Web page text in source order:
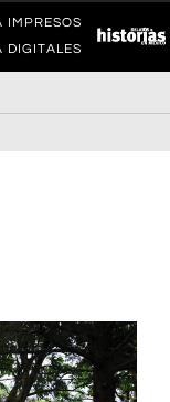
IMPRESOS
DIGITALES